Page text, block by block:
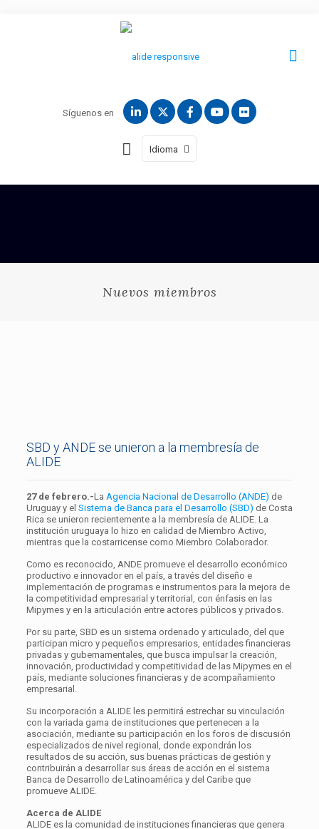
Síguenos en
Idioma
Nuevos miembros
SBD y ANDE se unieron a la membresía de
ALIDE
27 de febrero.-La Agencia Nacional de Desarrollo (ANDE) de
Uruguay y el Sistema de Banca para el Desarrollo (SBD) de Costa
Rica se unieron recientemente a la membresía de ALIDE. La
institución uruguaya lo hizo en calidad de Miembro Activo,
mientras que la costarricense como Miembro Colaborador.
Como es reconocido, ANDE promueve el desarrollo económico
productivo e innovador en el país, a través del diseño e
implementación de programas e instrumentos para la mejora de
la competitividad empresarial y territorial, con énfasis en las
Mipymes y en la articulación entre actores públicos y privados.
Por su parte, SBD es un sistema ordenado y articulado, del que
participan micro y pequeños empresarios, entidades financieras
privadas y gubernamentales, que busca impulsar la creación,
innovación, productividad y competitividad de las Mipymes en el
país, mediante soluciones financieras y de acompañamiento
empresarial.
Su incorporación a ALIDE les permitirá estrechar su vinculación
con la variada gama de instituciones que pertenecen a la
asociación, mediante su participación en los foros de discusión
especializados de nivel regional, donde expondrán los
resultados de su acción, sus buenas prácticas de gestión y
contribuirán a desarrollar sus áreas de acción en el sistema
Banca de Desarrollo de Latinoamérica y del Caribe que
promueve ALIDE.
Acerca de ALIDE
ALIDE es la comunidad de instituciones financieras que genera